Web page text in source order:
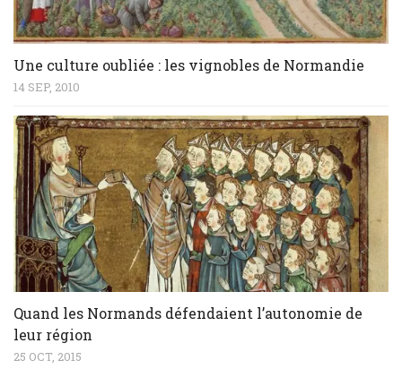
Une culture oubliée : les vignobles de Normandie
14 SEP, 2010
Quand les Normands défendaient l’autonomie de
leur région
25 OCT, 2015